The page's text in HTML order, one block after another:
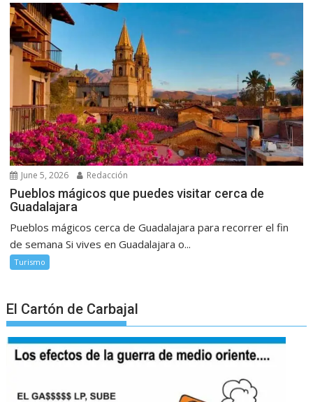
June 5, 2026 Redacción
Pueblos mágicos que puedes visitar cerca de
Guadalajara
Pueblos mágicos cerca de Guadalajara para recorrer el fin
de semana Si vives en Guadalajara o...
Turismo
El Cartón de Carbajal